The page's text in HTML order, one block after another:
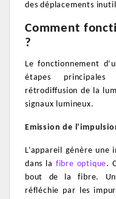
des déplacements
Comment
?
Le fonctionnement
étapes
rétrodiffusion de la
signaux lumineux.
Emission de
L’appareil génère une
dans la fibre optique.
bout de la fibre.
réfléchie par les